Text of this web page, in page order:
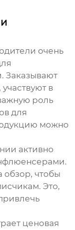
очень
Заказывают
в
роль
для
можно
активно
обзор, чтобы
Это,
ценовая